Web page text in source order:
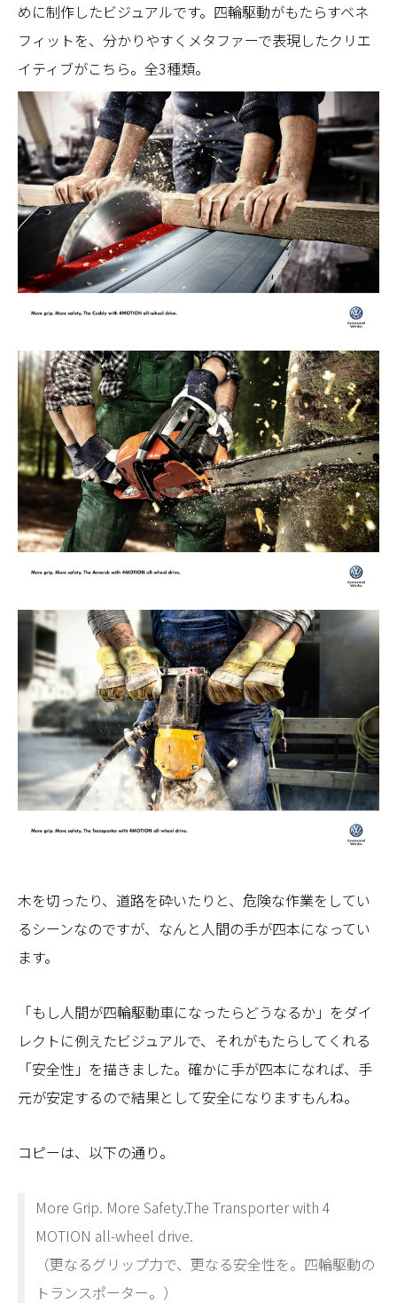
めに制作したビジュアルです。四輪駆動がもたらすベネ
フィットを、分かりやすくメタファーで表現したクリエ
イティブがこちら。全3種類。
木を切ったり、道路を砕いたりと、危険な作業をしてい
るシーンなのですが、なんと人間の手が四本になってい
ます。
「もし人間が四輪駆動車になったらどうなるか」をダイ
レクトに例えたビジュアルで、それがもたらしてくれる
「安全性」を描きました。確かに手が四本になれば、手
元が安定するので結果として安全になりますもんね。
コピーは、以下の通り。
More Grip. More Safety.The Transporter with 4
MOTION all-wheel drive.
（更なるグリップ力で、更なる安全性を。四輪駆動の
トランスポーター。）